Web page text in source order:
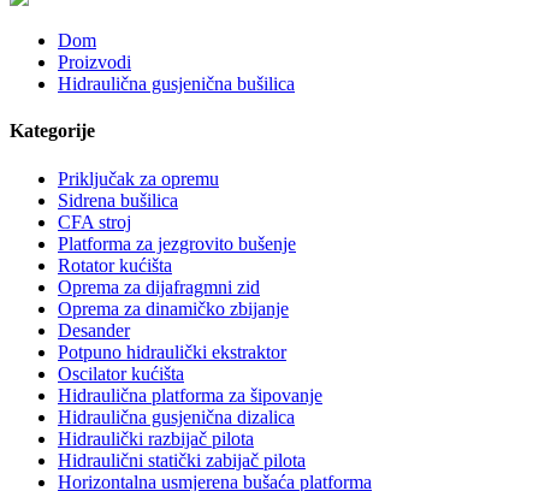
Dom
Proizvodi
Hidraulična gusjenična bušilica
Kategorije
Priključak za opremu
Sidrena bušilica
CFA stroj
Platforma za jezgrovito bušenje
Rotator kućišta
Oprema za dijafragmni zid
Oprema za dinamičko zbijanje
Desander
Potpuno hidraulički ekstraktor
Oscilator kućišta
Hidraulična platforma za šipovanje
Hidraulična gusjenična dizalica
Hidraulički razbijač pilota
Hidraulični statički zabijač pilota
Horizontalna usmjerena bušaća platforma